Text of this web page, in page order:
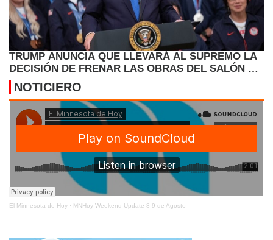
TRUMP ANUNCIA QUE LLEVARÁ AL SUPREMO LA
DECISIÓN DE FRENAR LAS OBRAS DEL SALÓN DE
BAILE
NOTICIERO
El Minnesota de Hoy · MNHoy Weekend Update 8-9 de Agosto